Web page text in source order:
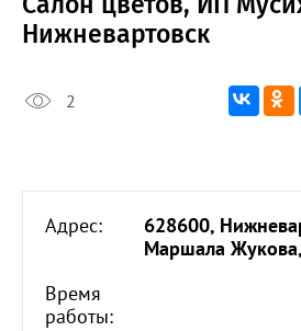
Нижневартовск
2
Адрес:
628600,
Маршала
Время
работы: